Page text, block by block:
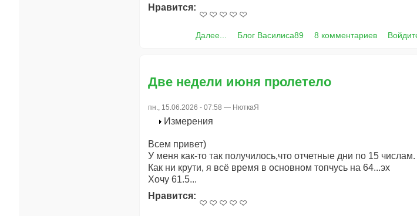
Нравится:
Далее... Блог Василиса89 8 комментариев
Две недели июня пролетело
пн., 15.06.2026 - 07:58 — НюткаЯ
Измерения
Всем привет)
У меня как-то так получилось,что отчетные дни по 15 числам.
Как ни крути, я всё время в основном топчусь на 64...эх
Хочу 61.5...
Нравится: